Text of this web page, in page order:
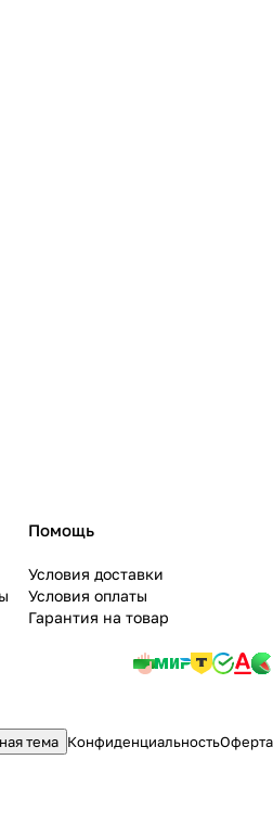
Помощь
Условия доставки
Условия оплаты
Гарантия на товар
тема КонфиденциальностьОферта